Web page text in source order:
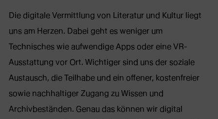
Die digitale Vermittlung von Literatur und Kultur liegt
uns am Herzen. Dabei geht es weniger um
Technisches wie aufwendige Apps oder eine VR-
Ausstattung vor Ort. Wichtiger sind uns der soziale
Austausch, die Teilhabe und ein offener, kostenfreier
sowie nachhaltiger Zugang zu Wissen und
Archivbeständen. Genau das können wir digital